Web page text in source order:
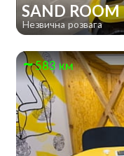
SAND ROOM
Незвична розвага
583 км